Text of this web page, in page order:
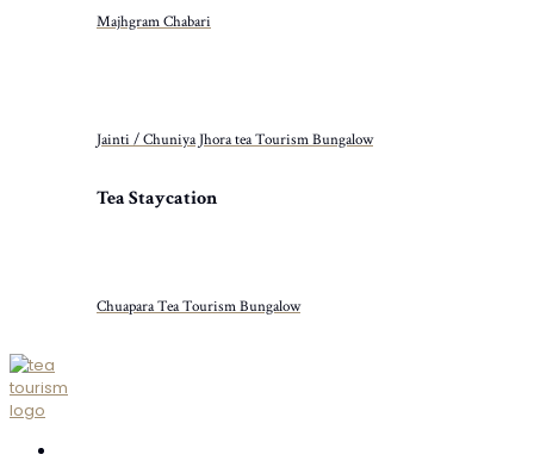
Majhgram Chabari
Jainti / Chuniya Jhora tea Tourism Bungalow
Tea Staycation
Chuapara Tea Tourism Bungalow